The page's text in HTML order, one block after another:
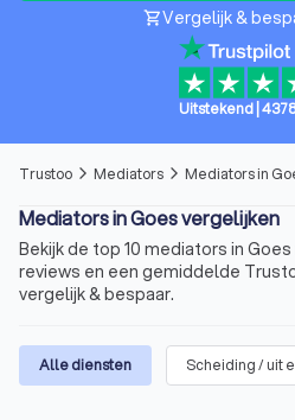
shopping_cartVergelijk &
Uitstekend| 4378
Trustoo arrow_forward_ios Mediators arrow_forward_ios Mediators in
Mediators in Goes vergelijken
Bekijk de top 10 mediators in
reviews en een gemiddelde
vergelijk & bespaar.
Alle diensten Scheiding / uit